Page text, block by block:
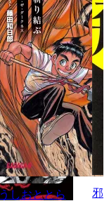
うしおととら
邪